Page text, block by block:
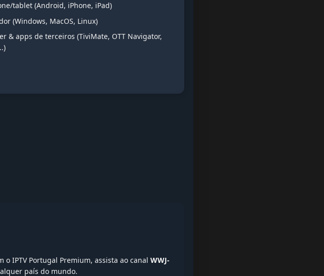
tablet (Android, iPhone, iPad)
(Windows, MacOS, Linux)
& apps de terceiros (TiviMate, OTT Navigator,
IPTV Portugal Premium, assista ao canal WWJ-
país do mundo.